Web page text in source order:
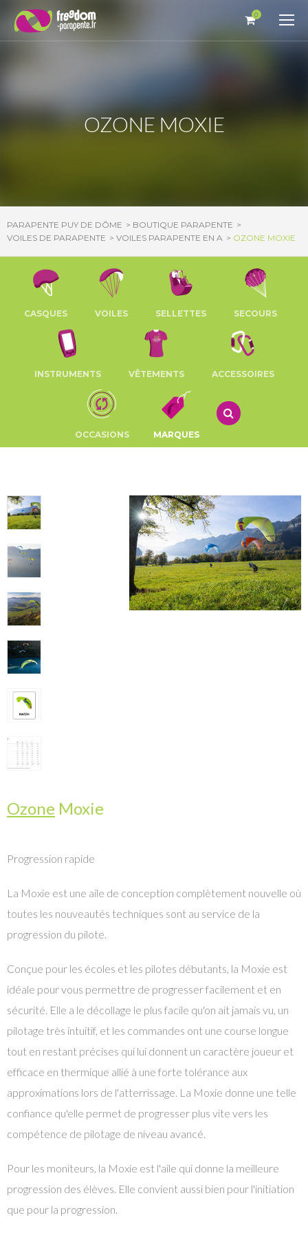
0
OZONE MOXIE
PARAPENTE PUY DE DÔME
BOUTIQUE PARAPENTE
VOILES DE PARAPENTE
VOILES PARAPENTE EN A OZONE MOXIE
CASQUES VOILES SELLETTES SECOURS
INSTRUMENTS VÊTEMENTS ACCESSOIRES
OCCASIONS MARQUES
Ozone Moxie
Progression rapide
La Moxie est une aile de conception complètement nouvelle où
toutes les nouveautés techniques sont au service de la
progression du pilote.
Conçue pour les écoles et les pilotes débutants, la Moxie est
idéale pour vous permettre de progresser facilement et en
sécurité. Elle a le décollage le plus facile qu'on ait jamais vu, un
pilotage très intuitif, et les commandes ont une course longue
tout en restant précises qui lui donnent un caractère joueur et
efficace en thermique allié à une forte tolérance aux
approximations lors de l'atterrissage. La Moxie donne une telle
confiance qu'elle permet de progresser plus vite vers les
compétence de pilotage de niveau avancé.
Pour les moniteurs, la Moxie est l'aile qui donne la meilleure
progression des élèves. Elle convient aussi bien pour l'initiation
que pour la progression.